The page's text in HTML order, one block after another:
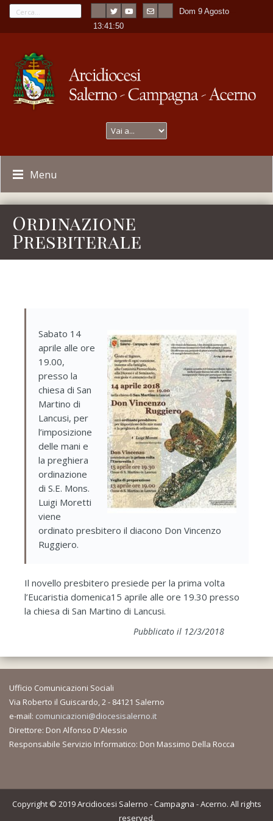
Dom 9 Agosto
13:41:50
Menu
Ordinazione
Presbiterale
Sabato 14
aprile alle ore
19.00,
presso la
chiesa di San
Martino di
Lancusi, per
l’imposizione
delle mani e
la preghiera
ordinazione
di S.E. Mons.
Luigi Moretti
viene
ordinato presbitero il diacono Don Vincenzo
Ruggiero.
Il novello presbitero presiede per la prima volta
l’Eucaristia domenica15 aprile alle ore 19.30 presso
la chiesa di San Martino di Lancusi.
Pubblicato il 12/3/2018
Ufficio Comunicazioni Sociali
Via Roberto il Guiscardo, 2 - 84121 Salerno
e-mail: comunicazioni@diocesisalerno.it
Direttore: Don Alfonso D'Alessio
Responsabile Servizio Informatico: Don Massimo Della Rocca
Copyright © 2019 Arcidiocesi Salerno - Campagna - Acerno. All rights
reserved.